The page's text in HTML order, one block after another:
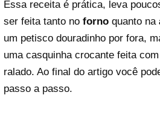
Essa receita é prática, leva
ser feita tanto no forno quanto na
um petisco douradinho por fora,
uma casquinha crocante feita
ralado. Ao final do artigo você
passo a passo.